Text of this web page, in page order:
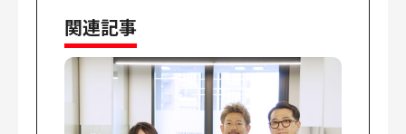
関連記事